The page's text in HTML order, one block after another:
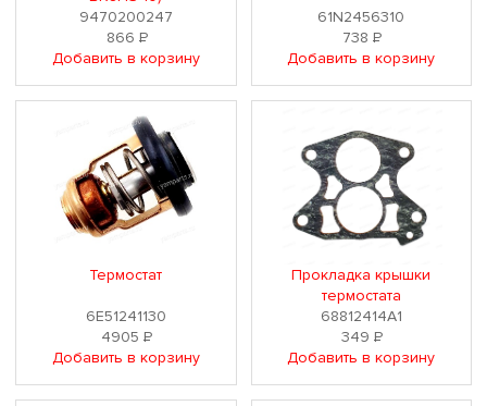
9470200247
866 Р
Добавить в корзину
61N2456310
738Р
Добавить в корзину
Термостат
6E51241130
4905Р
Добавить в корзину
Прокладка крышки
термостата
68812414A1
349Р
Добавить в корзину